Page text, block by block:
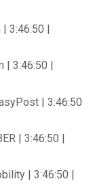
| 3:46:50 |
3:46:50 |
| 3:46:50
| 3:46:50 |
| 3:46:50 |